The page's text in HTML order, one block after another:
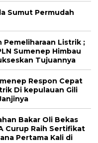
Sumut Permudah
Pemeliharaan Listrik ;
Sumenep Himbau
Tujuannya
Respon Cepat
Di kepulauan Gili
Bakar Oli Bekas
Curup Raih Sertifikat
Pertama Kali di